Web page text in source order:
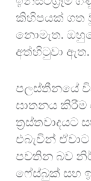
කිහිපයක් ගත
නොමැත.
අත්හිටුවා ඇත.
පලස්තීනයේ
ඝාතනය
ත්‍රස්තවාදයට
එබැවින්
පවතින බව
ෆේස්බුක් සහ